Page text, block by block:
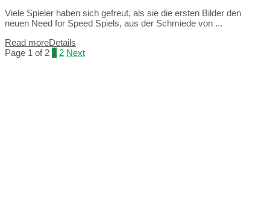
Viele Spieler haben sich gefreut, als sie die ersten Bilder den
neuen Need for Speed Spiels, aus der Schmiede von ...
Read moreDetails
Page 1 of 2 1 2 Next